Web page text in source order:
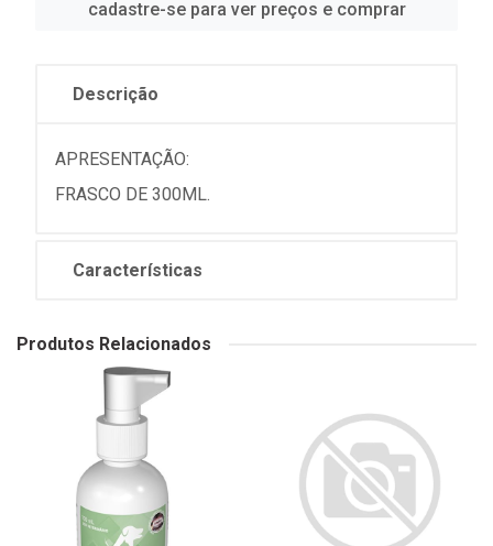
cadastre-se para ver preços e comprar
Descrição
APRESENTAÇÃO:
FRASCO DE 300ML.
Características
Produtos Relacionados